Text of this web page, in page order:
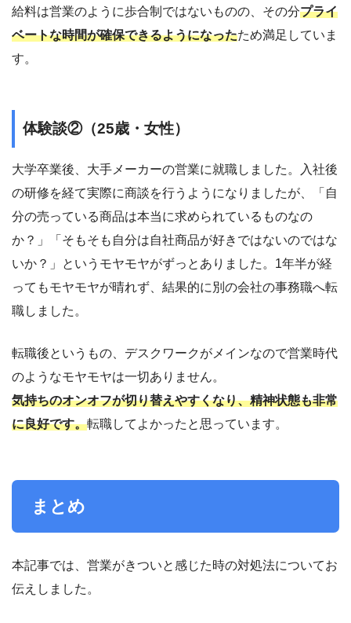
給料は営業のように歩合制ではないものの、その分プライ
ベートな時間が確保できるようになったため満足していま
す。
体験談②（25歳・女性）
大学卒業後、大手メーカーの営業に就職しました。入社後
の研修を経て実際に商談を行うようになりましたが、「自
分の売っている商品は本当に求められているものなの
か？」「そもそも自分は自社商品が好きではないのではな
いか？」というモヤモヤがずっとありました。1年半が経
ってもモヤモヤが晴れず、結果的に別の会社の事務職へ転
職しました。
転職後というもの、デスクワークがメインなので営業時代
のようなモヤモヤは一切ありません。
気持ちのオンオフが切り替えやすくなり、精神状態も非常
に良好です。転職してよかったと思っています。
まとめ
本記事では、営業がきついと感じた時の対処法についてお
伝えしました。